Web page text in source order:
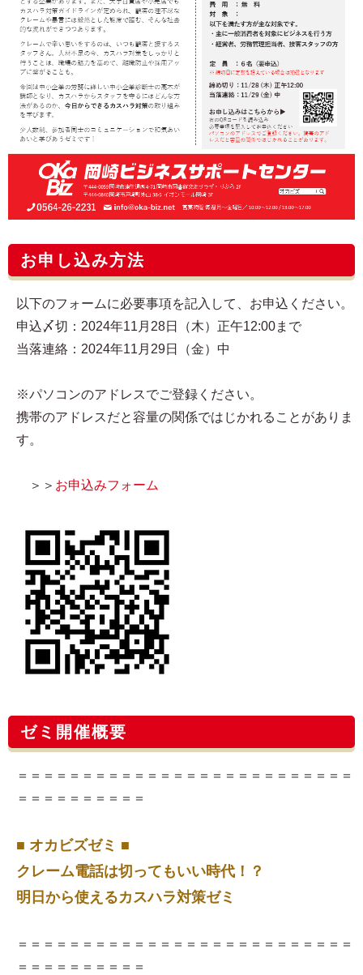
お申し込み方法
以下のフォームに必要事項を記入して、お申込ください。
申込〆切：2024年11月28日（木）正午12:00まで
当落連絡：2024年11月29日（金）中
※パソコンのアドレスでご登録ください。
携帯のアドレスだと容量の関係ではじかれることがありま
す。
＞＞ お申込みフォーム
ゼミ開催概要
＝＝＝＝＝＝＝＝＝＝＝＝＝＝＝＝＝＝＝＝＝＝＝＝＝＝
＝＝＝＝＝＝＝＝＝＝
■ オカビズゼミ ■
クレーム電話は切ってもいい時代！？
明日から使えるカスハラ対策ゼミ
＝＝＝＝＝＝＝＝＝＝＝＝＝＝＝＝＝＝＝＝＝＝＝＝＝＝
＝＝＝＝＝＝＝＝＝＝